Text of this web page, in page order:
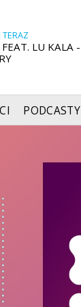
TERAZ
LU KALA -
PODCASTY